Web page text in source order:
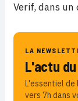
Verif, dans un
LA
L'actu
L'essentiel de
vers 7h dans